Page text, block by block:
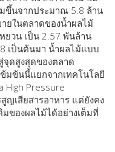
ขึ้นจากประมาณ 5.8 ล้าน
ยในตลาดของน้ำผลไม้
ยวน เป็น 2.57 พันล้าน
เป็นต้นมา น้ำผลไม้แบบ
จุดสูงสุดของตลาด
มข้นนี้แยกจากเทคโนโลยี
High Pressure
ญเสียสารอาหาร แต่ยังคง
ของผลไม้ได้อย่างเต็มที่